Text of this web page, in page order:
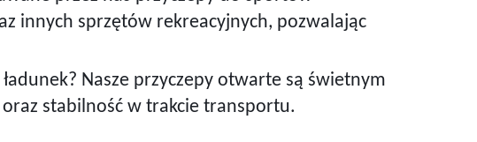
innych sprzętów rekreacyjnych, pozwalając
Nasze przyczepy otwarte są świetnym
stabilność w trakcie transportu.